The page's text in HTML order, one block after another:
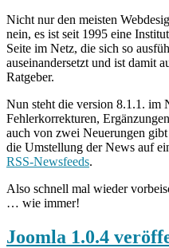
Nicht nur den meisten
nein, es ist seit 1995 eine
Seite im Netz, die sich so
auseinandersetzt und ist damit
Ratgeber.
Nun steht die version 8.1.1. im
Fehlerkorrekturen,
auch von zwei Neuerungen
die Umstellung der News auf
RSS-Newsfeeds.
Also schnell mal wieder
… wie immer!
Joomla 1.0.4